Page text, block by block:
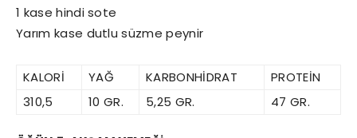
1 kase hindi sote
Yarım kase dutlu süzme peynir
KALORİ YAĞ KARBONHİDRAT
PROTEİN
310,5
10 GR. 5,25 GR. 47 GR.